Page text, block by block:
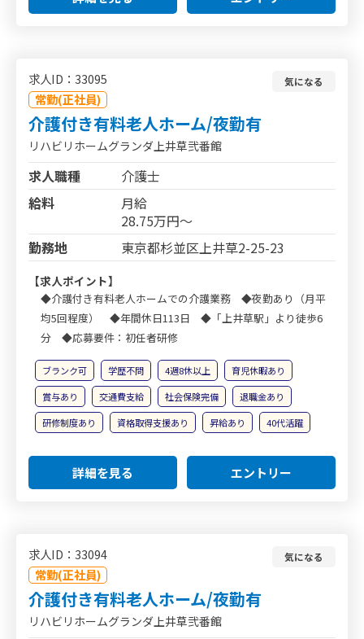
求人ID：33095
常勤(正社員)
気になる
介護付き有料老人ホーム/夜勤有
リハビリホームグランダ上井草弐番館
求人職種
介護士
給料
月給
28.75万円～
勤務地
東京都杉並区上井草2-25-23
【求人ポイント】
◆介護付き有料老人ホームでの介護業務 ◆夜勤あり（月平
均5回程度） ◆年間休日113日 ◆「上井草駅」より徒歩6
分 ◆応募要件：初任者研修
ブランク可 学歴不問 4週8休以上
育児休暇あり
賞与あり
交通費支給 社会保険完備
退職金あり
研修制度あり
資格取得支援あり 昇給あり 40代活躍
詳細を見る エントリー
求人ID：33094
常勤(正社員)
気になる
介護付き有料老人ホーム/夜勤有
リハビリホームグランダ上井草弐番館